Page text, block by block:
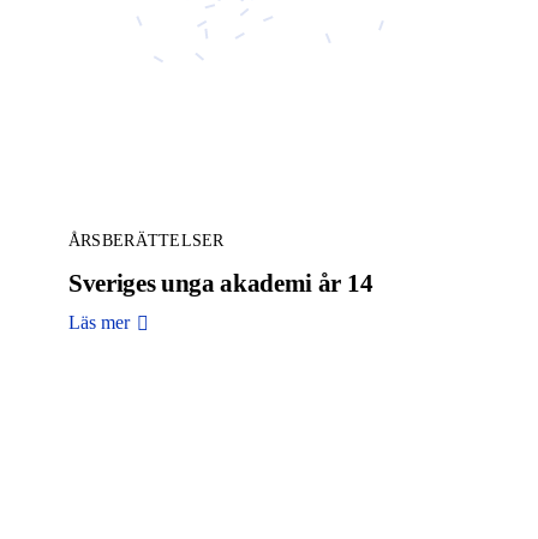
ÅRSBERÄTTELSER
Sveriges unga akademi år 14
Läs mer